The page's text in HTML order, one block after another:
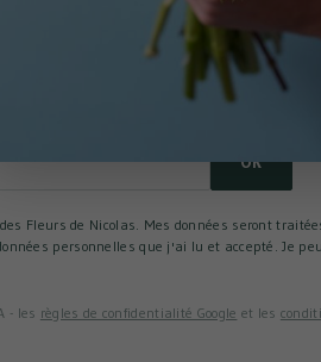
en contact ?
et des bons plans fleuris de Nicolas
vous inscrivant à notre newsletter.
OK
Fleurs de Nicolas. Mes données seront
personnelles que j'ai lu et accepté. Je
- les règles de confidentialité Google et les